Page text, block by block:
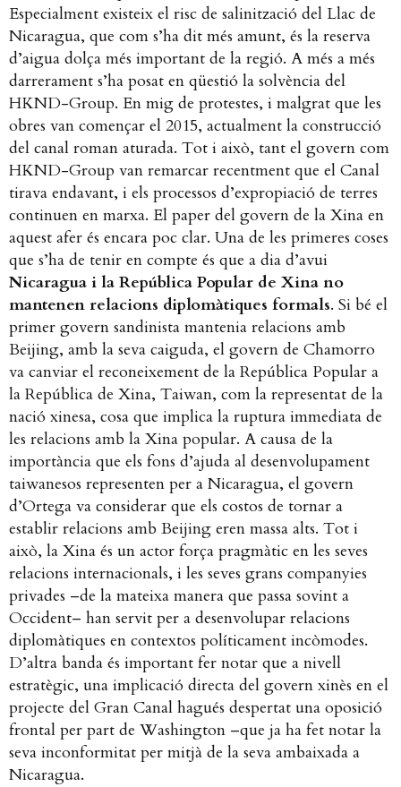
Especialment existeix el risc de salinització del Llac de
Nicaragua, que com s’ha dit més amunt, és la reserva
d’aigua dolça més important de la regió. A més a més
darrerament s’ha posat en qüestió la solvència del
HKND-Group. En mig de protestes, i malgrat que les
obres van començar el 2015, actualment la construcció
del canal roman aturada. Tot i això, tant el govern com
HKND-Group van remarcar recentment que el Canal
tirava endavant, i els processos d’expropiació de terres
continuen en marxa. El paper del govern de la Xina en
aquest afer és encara poc clar. Una de les primeres coses
que s’ha de tenir en compte és que a dia d’avui
Nicaragua i la República Popular de Xina no
mantenen relacions diplomàtiques formals. Si bé el
primer govern sandinista mantenia relacions amb
Beijing, amb la seva caiguda, el govern de Chamorro
va canviar el reconeixement de la República Popular a
la República de Xina, Taiwan, com la representat de la
nació xinesa, cosa que implica la ruptura immediata de
les relacions amb la Xina popular. A causa de la
importància que els fons d’ajuda al desenvolupament
taiwanesos representen per a Nicaragua, el govern
d’Ortega va considerar que els costos de tornar a
establir relacions amb Beijing eren massa alts. Tot i
això, la Xina és un actor força pragmàtic en les seves
relacions internacionals, i les seves grans companyies
privades –de la mateixa manera que passa sovint a
Occident– han servit per a desenvolupar relacions
diplomàtiques en contextos políticament incòmodes.
D’altra banda és important fer notar que a nivell
estratègic, una implicació directa del govern xinès en el
projecte del Gran Canal hagués despertat una oposició
frontal per part de Washington –que ja ha fet notar la
seva inconformitat per mitjà de la seva ambaixada a
Nicaragua.